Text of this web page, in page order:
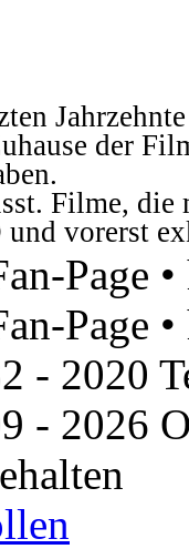
der
Filme, die
vorerst
Page
Page
- 2020
- 2026